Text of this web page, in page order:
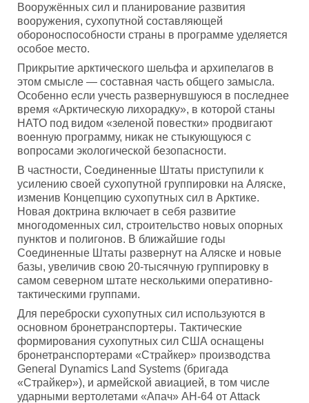
Вооружённых сил и планирование развития
вооружения, сухопутной составляющей
обороноспособности страны в программе уделяется
особое место.
Прикрытие арктического шельфа и архипелагов в
этом смысле — составная часть общего замысла.
Особенно если учесть развернувшуюся в последнее
время «Арктическую лихорадку», в которой станы
НАТО под видом «зеленой повестки» продвигают
военную программу, никак не стыкующуюся с
вопросами экологической безопасности.
В частности, Соединенные Штаты приступили к
усилению своей сухопутной группировки на Аляске,
изменив Концепцию сухопутных сил в Арктике.
Новая доктрина включает в себя развитие
многодоменных сил, строительство новых опорных
пунктов и полигонов. В ближайшие годы
Соединенные Штаты развернут на Аляске и новые
базы, увеличив свою 20-тысячную группировку в
самом северном штате несколькими оперативно-
тактическими группами.
Для переброски сухопутных сил используются в
основном бронетранспортеры. Тактические
формирования сухопутных сил США оснащены
бронетранспортерами «Страйкер» производства
General Dynamics Land Systems (бригада
«Страйкер»), и армейской авиацией, в том числе
ударными вертолетами «Апач» AH-64 от Attack